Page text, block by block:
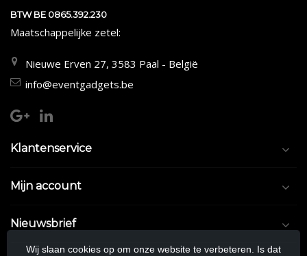
BTW BE 0865.392.230
Maatschappelijke zetel:
Nieuwe Erven 27, 3583 Paal - België
info@eventgadgets.be
Klantenservice
Mijn account
Nieuwsbrief
Wij slaan cookies op om onze website te verbeteren. Is dat